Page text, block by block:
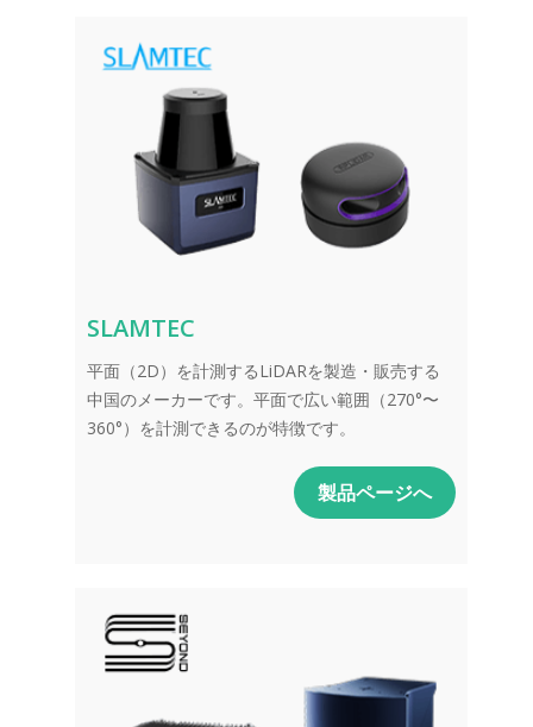
SLAMTEC
平面（2D）を計測するLiDARを製造・販売する
中国のメーカーです。平面で広い範囲（270°〜
360°）を計測できるのが特徴です。
製品ページへ